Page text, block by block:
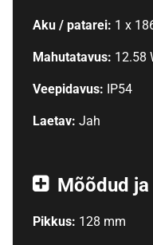
Aku / patarei: 1 x
Mahutatavus: 12.58
Veepidavus: IP54
Laetav: Jah
Mõõdud ja
Pikkus: 128 mm